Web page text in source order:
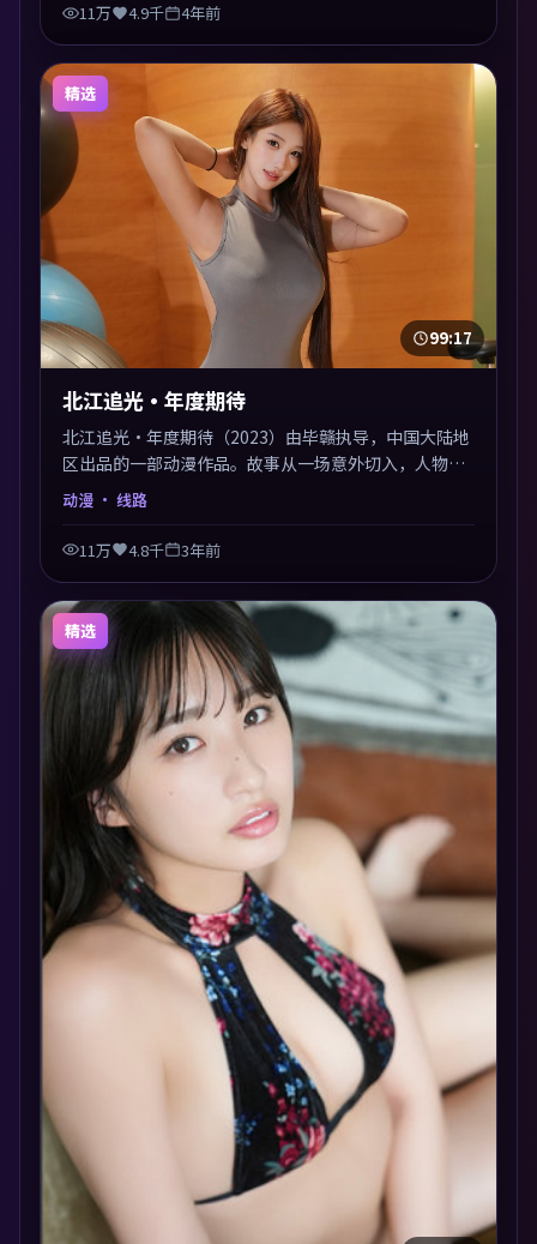
11万 4.9千 4年前
精选
99:17
北江追光·年度期待
北江追光·年度期待（2023）由毕赣执导，中国大陆地
区出品的一部动漫作品。故事从一场意外切入，人物在
道德与生存之间反复摇摆，叙事层层推进，情绪克制而
有力。主演阵容以生活化表演见长，对手戏火花四溅。
动漫 · 线路
11万 4.8千 3年前
精选